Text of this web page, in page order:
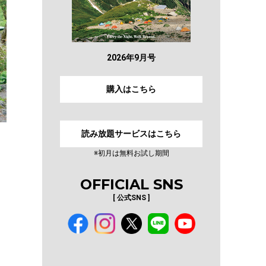
2026年9月号
購入はこちら
読み放題サービスはこちら
※初月は無料お試し期間
OFFICIAL SNS
[ 公式SNS ]